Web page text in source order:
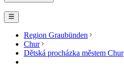
Region Graubünden
Chur
Dětská procházka městem Chur